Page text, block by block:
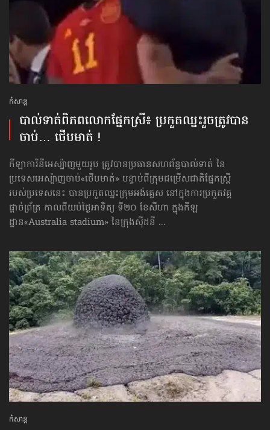
កំសាន្ដ
បាល់ទាត់​ពិភពលោក​ផ្នែកស្រី៖ ប្រកួតឈ្នះរួច​ត្រូវបាន
ចាប់… ថើបមាត់ !
កីឡាការិនីអេស្ប៉ាញមួយរូប ត្រូវបានប្រធានសហព័ន្ធបាល់ទាត់ នៃ
ប្រទេសអេស្ប៉ាញចាប់«ថើបមាត់» បន្ទាប់ពីក្រុមជម្រើសជាតិផ្នែកស្ត្រី
របស់ប្រទេសនេះ បានប្រកួតឈ្នះក្រុមអង់គ្លេស នៅក្នុងការប្រកួតវគ្គ
ផ្ដាច់ព្រ័ត្រ កាលពីយប់ថ្ងៃអាទិត្យ ទី២០ ខែសីហា ក្នុងកីឡ
ដ្ឋាន«Australia stadium» នៃក្រុងស៊ីដនី ...
កំសាន្ដ